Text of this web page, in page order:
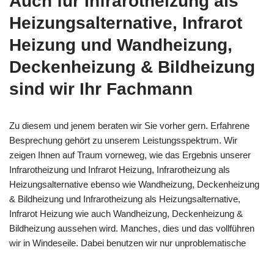
Heizungsalternative, Infrarot
Heizung und Wandheizung,
Deckenheizung & Bildheizung
sind wir Ihr Fachmann
Zu diesem und jenem beraten wir Sie vorher gern. Erfahrene
Besprechung gehört zu unserem Leistungsspektrum. Wir
zeigen Ihnen auf Traum vorneweg, wie das Ergebnis unserer
Infrarotheizung und Infrarot Heizung, Infrarotheizung als
Heizungsalternative ebenso wie Wandheizung, Deckenheizung
& Bildheizung und Infrarotheizung als Heizungsalternative,
Infrarot Heizung wie auch Wandheizung, Deckenheizung &
Bildheizung aussehen wird. Manches, dies und das vollführen
wir in Windeseile. Dabei benutzen wir nur unproblematische